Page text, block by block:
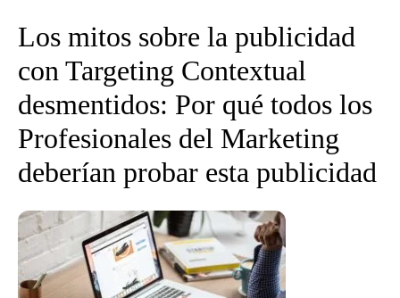
Los mitos sobre la publicidad
con Targeting Contextual
desmentidos: Por qué todos los
Profesionales del Marketing
deberían probar esta publicidad